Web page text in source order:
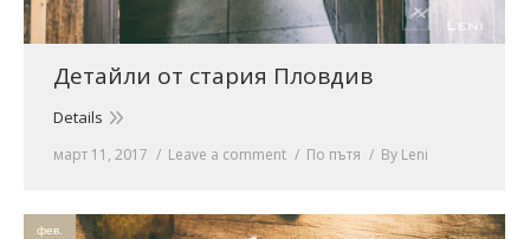
Детайли от стария Пловдив
Details
март 11, 2017 Leave a comment По пътя By Leni
фев.